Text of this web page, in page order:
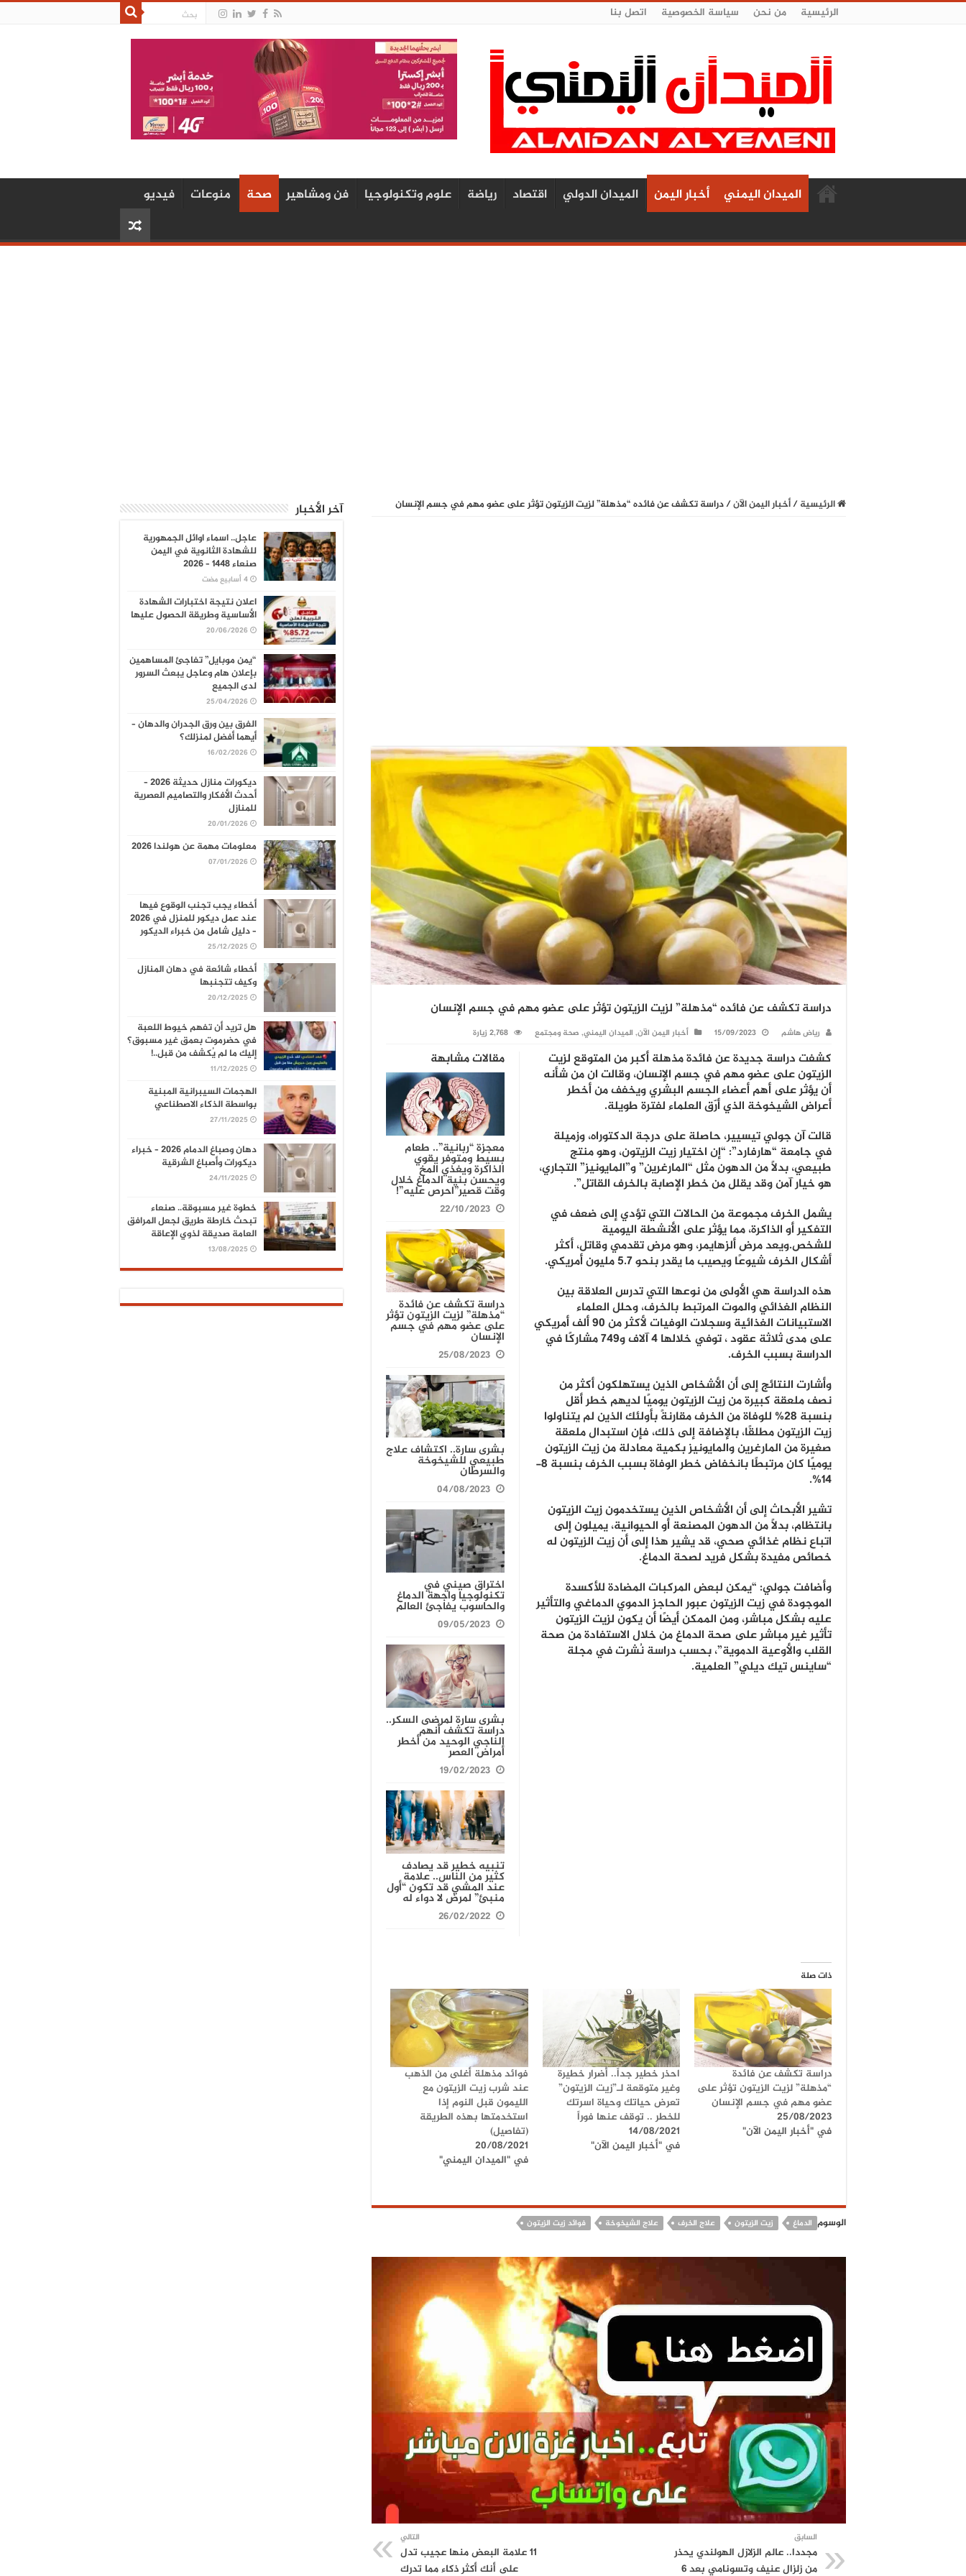
الرئيسية من نحن سياسة الخصوصية اتصل بنا
الميدان اليمني أخبار اليمن الميدان الدولي اقتصاد رياضة علوم وتكنولوجيا فن ومشاهير صحة منوعات فيديو
الرئيسية/أخبار اليمن الآن/دراسة تكشف عن فائده “مذهلة” لزيت الزيتون تؤثر على عضو مهم في جسم الإنسان
دراسة تكشف عن فائده “مذهلة” لزيت الزيتون تؤثر على عضو مهم في جسم الإنسان
رياض هاشم 15/09/2023 أخبار اليمن الآن, الميدان اليمني, صحة ومجتمع 2,768 زيارة
مقالات مشابهة
معجزة “ربانية”.. طعام
بسيط ومتوفر يقوي
الذاكرة ويغذي المخ
ويحسن بنية الدماغ خلال
وقت قصير”احرص عليه”!
22/10/2023
دراسة تكشف عن فائدة
“مذهلة” لزيت الزيتون تؤثر
على عضو مهم في جسم
الإنسان
25/08/2023
بشرى سارة.. اكتشاف علاج
طبيعي للشيخوخة
والسرطان
04/08/2023
اختراق صيني في
تكنولوجيا واجهة الدماغ
والحاسوب يفاجئ العالم
09/05/2023
بشرى سارة لمرضى السكر..
دراسة تكشف أنهم
الناجي الوحيد من أخطر
أمراض العصر
19/02/2023
تنبيه خطير قد يصادف
كثير من الناس.. علامة
عند المشي قد تكون “أول
منبئ” لمرض لا دواء له
26/02/2022
كشفت دراسة جديدة عن فائدة مذهلة أكبر من المتوقع لزيت
الزيتون على عضو مهم في جسم الإنسان، وقالت ان من شأنه
أن يؤثر على أهم أعضاء الجسم البشري ويخفف من أخطر
أعراض الشيخوخة الذي أرّق العلماء لفترة طويلة.
قالت آن جولي تيسيير، حاصلة على درجة الدكتوراه، وزميلة
في جامعة “هارفارد”: “إن اختيار زيت الزيتون، وهو منتج
طبيعي، بدلاً من الدهون مثل “المارغرين” و”المايونيز” التجاري،
هو خيار آمن وقد يقلل من خطر الإصابة بالخرف القاتل”.
يشمل الخرف مجموعة من الحالات التي تؤدي إلى ضعف في
التفكير أو الذاكرة، مما يؤثر على الأنشطة اليومية
للشخص.ويعد مرض ألزهايمر، وهو مرض تقدمي وقاتل، أكثر
أشكال الخرف شيوعًا ويصيب ما يقدر بنحو 5.7 مليون أمريكي.
هذه الدراسة هي الأولى من نوعها التي تدرس العلاقة بين
النظام الغذائي والموت المرتبط بالخرف، وحلل العلماء
الاستبيانات الغذائية وسجلات الوفيات لأكثر من 90 ألف أمريكي
على مدى ثلاثة عقود ، توفي خلالها 4 آلاف و749 مشاركًا في
الدراسة بسبب الخرف.
وأشارت النتائج إلى أن الأشخاص الذين يستهلكون أكثر من
نصف ملعقة كبيرة من زيت الزيتون يوميًا لديهم خطر أقل
بنسبة 28% للوفاة من الخرف مقارنةً بأولئك الذين لم يتناولوا
زيت الزيتون مطلقًا، بالإضافة إلى ذلك، فإن استبدال ملعقة
صغيرة من المارغرين والمايونيز بكمية معادلة من زيت الزيتون
يوميًا كان مرتبطًا بانخفاض خطر الوفاة بسبب الخرف بنسبة 8-
14%.
تشير الأبحاث إلى أن الأشخاص الذين يستخدمون زيت الزيتون
بانتظام، بدلاً من الدهون المصنعة أو الحيوانية، يميلون إلى
اتباع نظام غذائي صحي، قد يشير هذا إلى أن زيت الزيتون له
خصائص مفيدة بشكل فريد لصحة الدماغ.
وأضافت جولي: “يمكن لبعض المركبات المضادة للأكسدة
الموجودة في زيت الزيتون عبور الحاجز الدموي الدماغي والتأثير
عليه بشكل مباشر، ومن الممكن أيضًا أن يكون لزيت الزيتون
تأثير غير مباشر على صحة الدماغ من خلال الاستفادة من صحة
القلب والأوعية الدموية”، بحسب دراسة نُشرت في مجلة
“ساينس تيك ديلي” العلمية.
ذات صلة
دراسة تكشف عن فائدة
“مذهلة” لزيت الزيتون تؤثر على
عضو مهم في جسم الإنسان
25/08/2023
في "أخبار اليمن الآن"
احذر خطير جداً.. أضرار خطيرة
وغير متوقعة لـ”زيت الزيتون”
تعرض حياتك وحياة اسرتك
للخطر .. توقف عنها فوراً
14/08/2021
في "أخبار اليمن الآن"
فوائد مذهلة أغلى من الذهب
عند شرب زيت الزيتون مع
الليمون قبل النوم إذا
استخدمتها بهذه الطريقة
(تفاصيل)
20/08/2021
في "الميدان اليمني"
الوسوم الدماغ زيت الزيتون علاج الخرف علاج الشيخوخة فوائد زيت الزيتون
السابق
مجددا.. عالم الزلازل الهولندي يحذر
من زلزال عنيف وتسونامي بعد 6
التالي
11 علامة البعض منها عجيب تدل
على أنك أكثر ذكاء مما تدرك
آخر الأخبار
عاجل.. اسماء اوائل الجمهورية
للشهادة الثانوية في اليمن
صنعاء 1448 – 2026
اعلان نتيجة اختبارات الشهادة
الأساسية وطريقة الحصول عليها
20/06/2026
“يمن موبايل” تفاجئ المساهمين
بإعلان هام وعاجل يبعث السرور
لدى الجميع
25/04/2026
الفرق بين ورق الجدران والدهان –
أيهما أفضل لمنزلك؟
16/02/2026
ديكورات منازل حديثة 2026 –
أحدث الأفكار والتصاميم العصرية
للمنازل
20/01/2026
معلومات مهمة عن هولندا 2026
07/01/2026
أخطاء يجب تجنب الوقوع فيها
عند عمل ديكور للمنزل في 2026
– دليل شامل من خبراء الديكور
25/12/2025
أخطاء شائعة في دهان المنازل
وكيف تتجنبها
20/12/2025
هل تريد أن تفهم خيوط اللعبة
في حضرموت بعمق غير مسبوق؟
إليك ما لم يُكشف من قبل..!
11/12/2025
الهجمات السيبرانية المبنية
بواسطة الذكاء الاصطناعي
27/11/2025
دهان وصباغ الدمام 2026 – خبراء
ديكورات وأصباغ الشرقية
24/11/2025
خطوة غير مسبوقة.. صنعاء
تبحث خارطة طريق لجعل المرافق
العامة صديقة لذوي الإعاقة
13/08/2025